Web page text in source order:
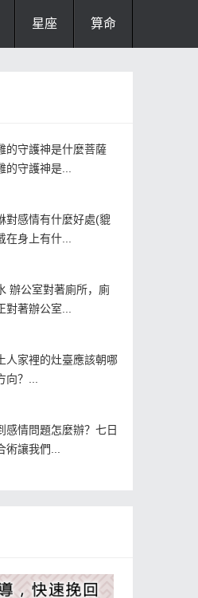
星座 算命
的守護神是什麼菩薩
的守護神是...
對感情有什麼好處(貔
在身上有什...
辦公室對著廁所，廁
對著辦公室...
人家裡的灶臺應該朝哪
向？...
感情問題怎麼辦？七日
術讓我們...